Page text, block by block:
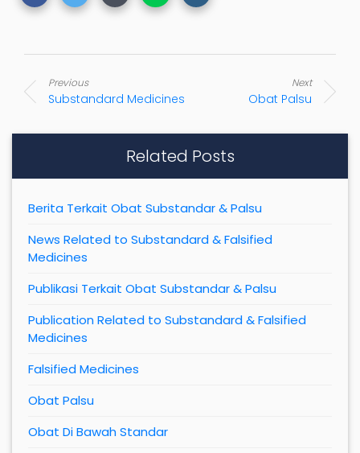
Previous
Substandard Medicines
Next
Obat Palsu
Related Posts
Berita Terkait Obat Substandar & Palsu
News Related to Substandard & Falsified
Medicines
Publikasi Terkait Obat Substandar & Palsu
Publication Related to Substandard & Falsified
Medicines
Falsified Medicines
Obat Palsu
Obat Di Bawah Standar